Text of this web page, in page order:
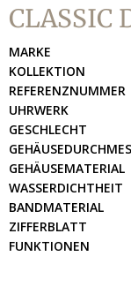
CLASSIC
MARKE
KOLLEKTION
REFERENZNUMMER
UHRWERK
GESCHLECHT
GEHÄUSEMATERIAL
WASSERDICHTHEIT
BANDMATERIAL
ZIFFERBLATT
FUNKTIONEN